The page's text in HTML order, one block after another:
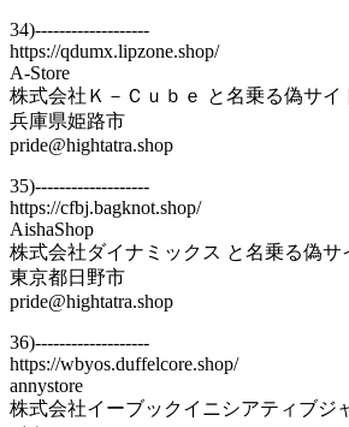
34)-------------------
https://qdumx.lipzone.shop/
A-Store
株式会社Ｋ－Ｃｕｂｅ と名乗る偽サイ
兵庫県姫路市
pride@hightatra.shop
35)-------------------
https://cfbj.bagknot.shop/
AishaShop
株式会社ダイナミックス と名乗る偽サ
東京都日野市
pride@hightatra.shop
36)-------------------
https://wbyos.duffelcore.shop/
annystore
株式会社イーブックイニシアティブジ